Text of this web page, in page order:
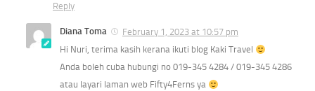
Reply
Diana Toma
February 1, 2023 at 10:57 pm
Hi Nuri, terima kasih kerana ikuti blog Kaki Travel
Anda boleh cuba hubungi no 019-345 4284 / 019-345 4286
atau layari laman web Fifty4Ferns ya